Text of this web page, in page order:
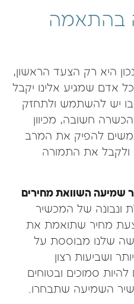
בהתאמה
היא רק הצעד הראשון,
אדם שמגיע אלינו יקבל
בו יש להשתמש ולתחזק
חשובה, מכיוון
להפיק את המרב
את התמורה
שמיעה השוואת מחירים
ונבונה של המכשיר
מחיר שתואמת את
שלנו מבוססת על
ושביעות רצון
סמוכים ובטוחים
השמיעה שתבחרו.